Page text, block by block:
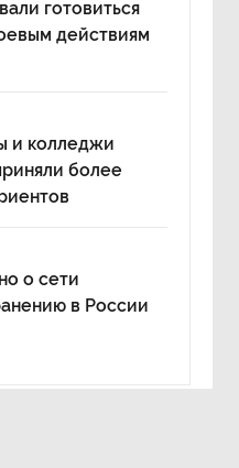
готовиться
действиям
и колледжи
более
о сети
в России